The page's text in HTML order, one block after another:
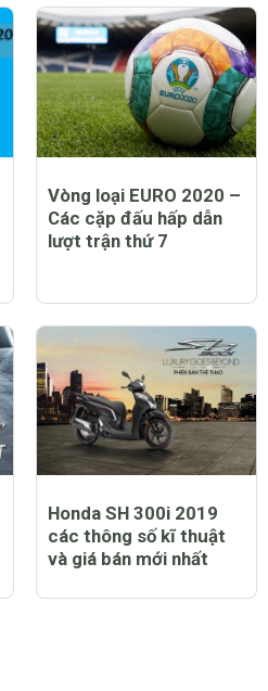
Vòng loại EURO 2020 –
Các cặp đấu hấp dẫn
lượt trận thứ 7
Honda SH 300i 2019
các thông số kĩ thuật
và giá bán mới nhất